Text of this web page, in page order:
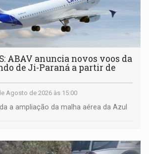
ABAV anuncia novos voos da
de Ji-Paraná a partir de
Agosto de 2026 às 15:00
a ampliação da malha aérea da Azul